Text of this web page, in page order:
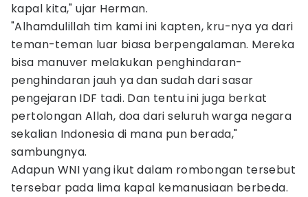
kapal kita," ujar Herman.
"Alhamdulillah tim kami ini kapten, kru-nya ya dari
teman-teman luar biasa berpengalaman. Mereka
bisa manuver melakukan penghindaran-
penghindaran jauh ya dan sudah dari sasar
pengejaran IDF tadi. Dan tentu ini juga berkat
pertolongan Allah, doa dari seluruh warga negara
sekalian Indonesia di mana pun berada,"
sambungnya.
Adapun WNI yang ikut dalam rombongan tersebut
tersebar pada lima kapal kemanusiaan berbeda.